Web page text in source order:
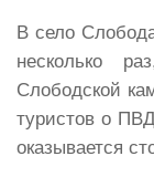
В село
несколько
Слободской
туристов о
оказывается